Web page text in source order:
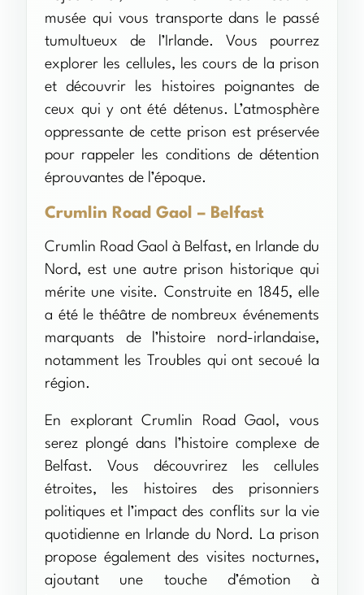
musée qui vous transporte dans le passé
tumultueux de l’Irlande. Vous pourrez
explorer les cellules, les cours de la prison
et découvrir les histoires poignantes de
ceux qui y ont été détenus. L’atmosphère
oppressante de cette prison est préservée
pour rappeler les conditions de détention
éprouvantes de l’époque.
Crumlin Road Gaol – Belfast
Crumlin Road Gaol à Belfast, en Irlande du
Nord, est une autre prison historique qui
mérite une visite. Construite en 1845, elle
a été le théâtre de nombreux événements
marquants de l’histoire nord-irlandaise,
notamment les Troubles qui ont secoué la
région.
En explorant Crumlin Road Gaol, vous
serez plongé dans l’histoire complexe de
Belfast. Vous découvrirez les cellules
étroites, les histoires des prisonniers
politiques et l’impact des conflits sur la vie
quotidienne en Irlande du Nord. La prison
propose également des visites nocturnes,
ajoutant une touche d’émotion à